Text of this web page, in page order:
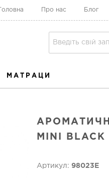
Головна Про нас Блог
МАТРАЦИ
MINI BLACK
Артикул: 98023E